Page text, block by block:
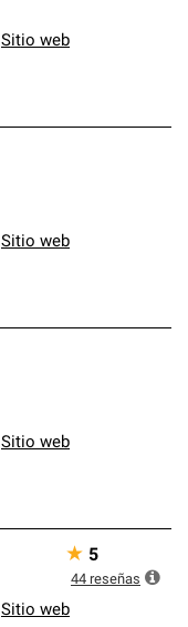
Sitio web
Sitio web
Sitio web
Sitio web
★ 5
44 reseñas